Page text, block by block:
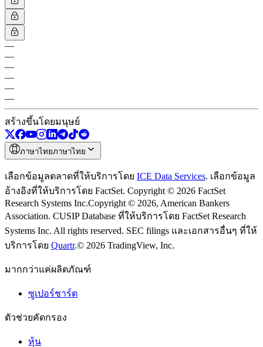
—
—
—
—
—
—
สร้างขึ้นโดยมนุษย์
ภาษาไทยภาษาไทย
เลือกข้อมูลตลาดที่ให้บริการโดย ICE Data Services. เลือกข้อมูล
อ้างอิงที่ให้บริการโดย FactSet. Copyright © 2026 FactSet
Research Systems Inc.Copyright © 2026, American Bankers
Association. CUSIP Database ที่ให้บริการโดย FactSet Research
Systems Inc. All rights reserved. SEC filings และเอกสารอื่นๆ ที่ให้
บริการโดย Quartr.© 2026 TradingView, Inc.
มากกว่าแค่ผลิตภัณฑ์
ซูเปอร์ชาร์ต
ตัวช่วยคัดกรอง
หุ้น